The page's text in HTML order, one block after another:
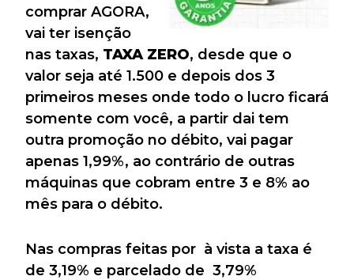
comprar AGORA,
vai ter isenção
nas taxas, TAXA ZERO, desde que o
valor seja até 1.500 e depois dos 3
primeiros meses onde todo o lucro ficará
somente com você, a partir dai tem
outra promoção no débito, vai pagar
apenas 1,99%, ao contrário de outras
máquinas que cobram entre 3 e 8% ao
mês para o débito.
Nas compras feitas por à vista a taxa é
de 3,19% e parcelado de 3,79%